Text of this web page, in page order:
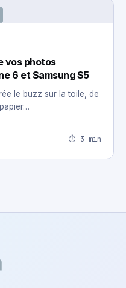
vos photos
6 et Samsung S5
le buzz sur la toile, de
⏱ 3 min